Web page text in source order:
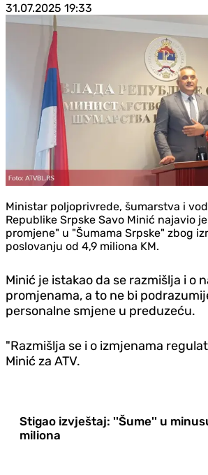
31.07.2025 19:33
Ministar poljoprivrede, šumarstva i
Republike Srpske Savo Minić najavio
promjene" u "Šumama Srpske" zbog
poslovanju od 4,9 miliona KM.
Minić je istakao da se razmišlja i o
promjenama, a to ne bi
personalne smjene u preduzeću.
"Razmišlja se i o izmjenama
Minić za ATV.
Stigao izvještaj: ''Šume'' u
miliona